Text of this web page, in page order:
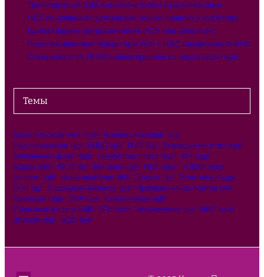
Транспортный ЭДО: онлайн-встреча с регуляторами
НДС по длящимся договорам: новые правила с 2026 года
Единая форма уведомления по УСН: как заполнить
Прослеживаемые товары при УСН с НДС: разъяснения ФНС
Стажировка по ТК РФ: новые правила с 1 марта 2027 года
Темы
Бухгалтерский учёт (138) Выплата пособий (50)
Грузоперевозки (45) ЕНВД (46) ЕНП (84) Законодательство (115)
Заполнение форм (109) Заработная плата (158) ИП (129)
Кадры (287) МСП (62) Минфин (136) НДС (559) НДФЛ (250)
Налоги (238) Налоговый учет (66) Отпуск (57) Отчетность (491)
ПСН (74) Поддержка бизнеса (50) Проверка контрагентов (70)
Проверки (135) СФР (142) Самозанятые (58)
Страховые взносы (188) УСН (222) Уведомления (50) ФНС (207)
Штрафы (69) ЭДО (56)